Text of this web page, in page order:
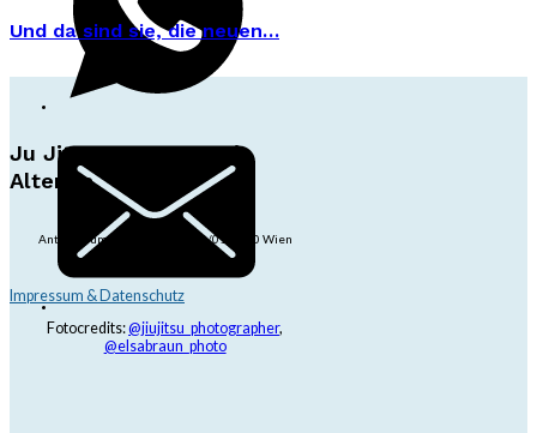
Und da sind sie, die neuen…
Ju Jitsu Ryu Tsunami
Alterlaa
Anton-Baumgartner-Str. 44/B8/01, 1230 Wien
Impressum & Datenschutz
Fotocredits:@jiujitsu_photographer,
@elsabraun_photo